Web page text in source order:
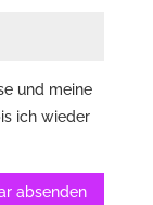
und meine
ich wieder